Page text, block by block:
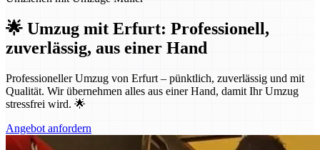
🌟 Umzug mit Erfurt: Professionell,
zuverlässig, aus einer Hand
Professioneller Umzug von Erfurt – pünktlich, zuverlässig und mit
Qualität. Wir übernehmen alles aus einer Hand, damit Ihr Umzug
stressfrei wird. 🌟
Angebot anfordern